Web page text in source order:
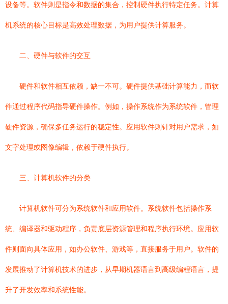
设备等。软件则是指令和数据的集合，控制硬件执行特定任务。计算
机系统的核心目标是高效处理数据，为用户提供计算服务。
二、硬件与软件的交互
硬件和软件相互依赖，缺一不可。硬件提供基础计算能力，而软
件通过程序代码指导硬件操作。例如，操作系统作为系统软件，管理
硬件资源，确保多任务运行的稳定性。应用软件则针对用户需求，如
文字处理或图像编辑，依赖于硬件执行。
三、计算机软件的分类
计算机软件可分为系统软件和应用软件。系统软件包括操作系
统、编译器和驱动程序，负责底层资源管理和程序执行环境。应用软
件则面向具体应用，如办公软件、游戏等，直接服务于用户。软件的
发展推动了计算机技术的进步，从早期机器语言到高级编程语言，提
升了开发效率和系统性能。